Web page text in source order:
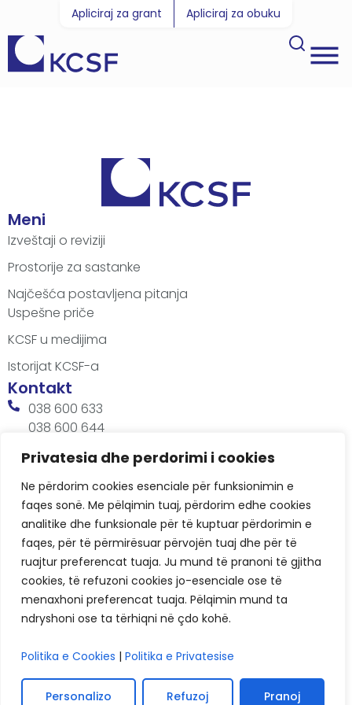
Privatesia dhe perdorimi i cookies
Ne përdorim cookies esenciale për funksionimin e
faqes sonë. Me pëlqimin tuaj, përdorim edhe cookies
analitike dhe funksionale për të kuptuar përdorimin e
faqes, për të përmirësuar përvojën tuaj dhe për të
ruajtur preferencat tuaja. Ju mund të pranoni të gjitha
cookies, të refuzoni cookies jo-esenciale ose të
menaxhoni preferencat tuaja. Pëlqimin mund ta
ndryshoni ose ta tërhiqni në çdo kohë.
Politika e Cookies | Politika e Privatesise
Personalizo Refuzoj Pranoj
Apliciraj za grant Apliciraj za obuku
Meni
Izveštaji o reviziji
Prostorije za sastanke
Najčešća postavljena pitanja
Uspešne priče
KCSF u medijima
Istorijat KCSF-a
Kontakt
038 600 633
038 600 644
office@kcsfoundation.org
Besa Imami, Lam A, H1, Kat.12, nr. 65-1, Lakrishtë,
Prishtinë, Kosovë.
Radno vreme
8:00 AM - 4:00 PM
KCSF © 2026
Politike privatnosti
Kolačića